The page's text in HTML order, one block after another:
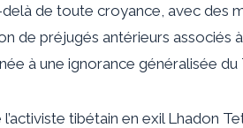
delà de toute croyance, avec des
de préjugés antérieurs associés
à une ignorance généralisée du
l’activiste tibétain en exil Lhadon